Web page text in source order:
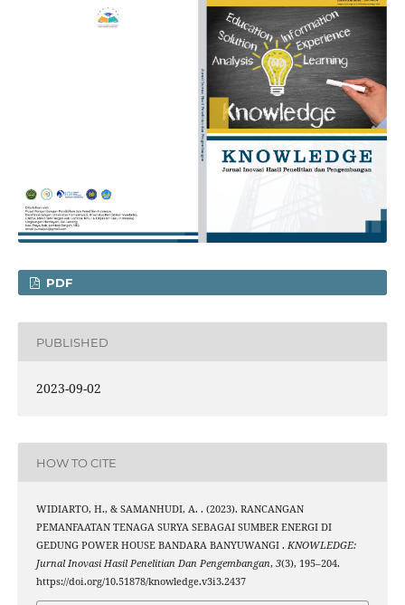
PDF
PUBLISHED
2023-09-02
HOW TO CITE
WIDIARTO, H., & SAMANHUDI, A. . (2023). RANCANGAN
PEMANFAATAN TENAGA SURYA SEBAGAI SUMBER ENERGI DI
GEDUNG POWER HOUSE BANDARA BANYUWANGI . KNOWLEDGE:
Jurnal Inovasi Hasil Penelitian Dan Pengembangan, 3(3), 195–204.
https://doi.org/10.51878/knowledge.v3i3.2437